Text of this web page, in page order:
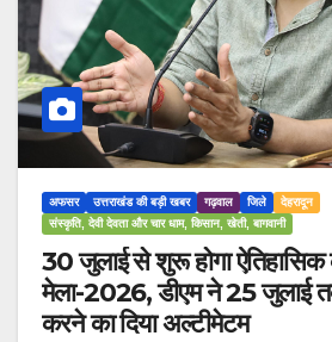
अफसर उत्तराखंड की बड़ी खबर गढ़वाल जिले
देहरादून
संस्कृति, देवी देवता और चार धाम, किसान, खेती, बागवानी
30 जुलाई से शुरू होगा ऐतिहासिक
मेला-2026, डीएम ने 25 जुलाई
करने का दिया अल्टीमेटम